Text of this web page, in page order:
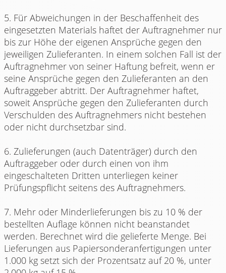
5. Für Abweichungen in der Beschaffenheit des
eingesetzten Materials haftet der Auftragnehmer nur
bis zur Höhe der eigenen Ansprüche gegen den
jeweiligen Zulieferanten. In einem solchen Fall ist der
Auftragnehmer von seiner Haftung befreit, wenn er
seine Ansprüche gegen den Zulieferanten an den
Auftraggeber abtritt. Der Auftragnehmer haftet,
soweit Ansprüche gegen den Zulieferanten durch
Verschulden des Auftragnehmers nicht bestehen
oder nicht durchsetzbar sind.
6. Zulieferungen (auch Datenträger) durch den
Auftraggeber oder durch einen von ihm
eingeschalteten Dritten unterliegen keiner
Prüfungspflicht seitens des Auftragnehmers.
7. Mehr oder Minderlieferungen bis zu 10 % der
bestellten Auflage können nicht beanstandet
werden. Berechnet wird die gelieferte Menge. Bei
Lieferungen aus Papiersonderanfertigungen unter
1.000 kg setzt sich der Prozentsatz auf 20 %, unter